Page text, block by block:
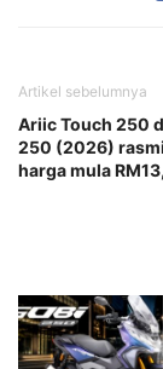
Artikel sebelumnya
Ariic Touch 250
250 (2026)
harga mula